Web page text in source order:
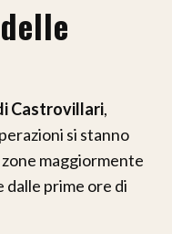
Castrovillari,
si stanno
maggiormente
dalle prime ore di